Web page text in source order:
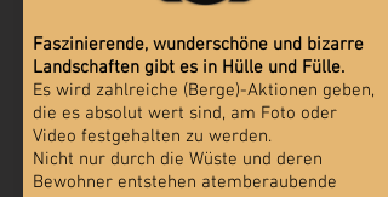
Faszinierende, wunderschöne und bizarre
Landschaften gibt es in Hülle und Fülle.
Es wird zahlreiche (Berge)-Aktionen geben,
die es absolut wert sind, am Foto oder
Video festgehalten zu werden.
Nicht nur durch die Wüste und deren
Bewohner entstehen atemberaubende